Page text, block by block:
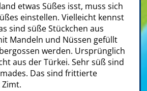
etwas Süßes isst, muss sich
einstellen. Vielleicht kennst
sind süße Stückchen aus
Mandeln und Nüssen gefüllt
werden. Ursprünglich
aus der Türkei. Sehr süß sind
Das sind frittierte